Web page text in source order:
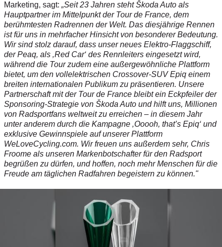
Marketing, sagt: „Seit 23 Jahren steht Škoda Auto als
Hauptpartner im Mittelpunkt der Tour de France, dem
berühmtesten Radrennen der Welt. Das diesjährige Rennen
ist für uns in mehrfacher Hinsicht von besonderer Bedeutung.
Wir sind stolz darauf, dass unser neues Elektro-Flaggschiff,
der Peaq, als ‚Red Car‘ des Rennleiters eingesetzt wird,
während die Tour zudem eine außergewöhnliche Plattform
bietet, um den vollelektrischen Crossover-SUV Epiq einem
breiten internationalen Publikum zu präsentieren. Unsere
Partnerschaft mit der Tour de France bleibt ein Eckpfeiler der
Sponsoring-Strategie von Škoda Auto und hilft uns, Millionen
von Radsportfans weltweit zu erreichen – in diesem Jahr
unter anderem durch die Kampagne ‚Ooooh, that’s Epiq‘ und
exklusive Gewinnspiele auf unserer Plattform
WeLoveCycling.com. Wir freuen uns außerdem sehr, Chris
Froome als unseren Markenbotschafter für den Radsport
begrüßen zu dürfen, und hoffen, noch mehr Menschen für die
Freude am täglichen Radfahren begeistern zu können."